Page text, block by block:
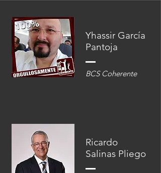
Yhassir García
Pantoja
BCS Coherente
Ricardo
Salinas Pliego